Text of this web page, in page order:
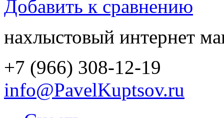
Добавить к сравнению
нахлыстовый интернет
+7 (966) 308-12-19
info@PavelKuptsov.ru